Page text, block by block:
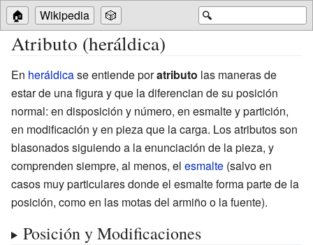
🔍
🏠 Wikipedia 🎲
Atributo (heráldica)
En heráldicase entiende poratributo las maneras de
estar de una figura y que la diferencian de su posición
normal: en disposición y número, en esmalte y partición,
en modificación y en pieza que la carga. Los atributos son
blasonados siguiendo a la enunciación de la pieza, y
comprenden siempre, al menos, el esmalte (salvo en
casos muy particulares donde el esmalte forma parte de la
posición, como en las motas del armiño o la fuente).
Posición y Modificaciones